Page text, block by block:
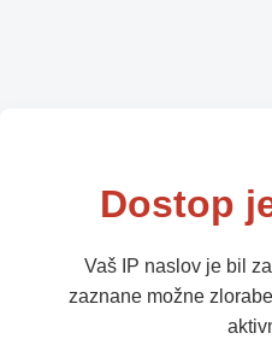
Dostop
Vaš IP naslov je bil
zaznane možne